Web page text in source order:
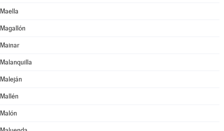
Maella
Magallón
Mainar
Malanquilla
Maleján
Mallén
Malón